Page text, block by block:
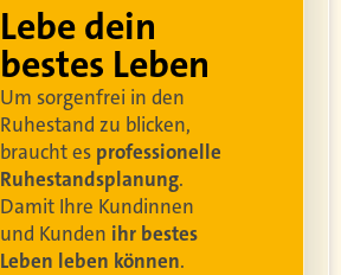
Lebe dein
bestes Leben
Um sorgenfrei in den
Ruhestand zu blicken,
braucht es professionelle
Ruhestandsplanung.
Damit Ihre Kundinnen
und Kunden ihr bestes
Leben leben können.